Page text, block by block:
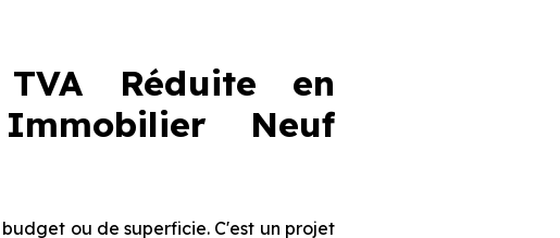
Réduite en
Neuf
ou de superficie. C'est un projet